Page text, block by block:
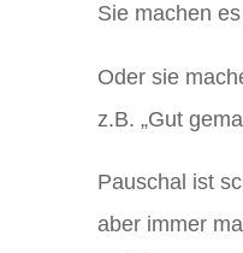
Sie machen
Oder sie
z.B. „Gut
Pauschal ist
aber immer